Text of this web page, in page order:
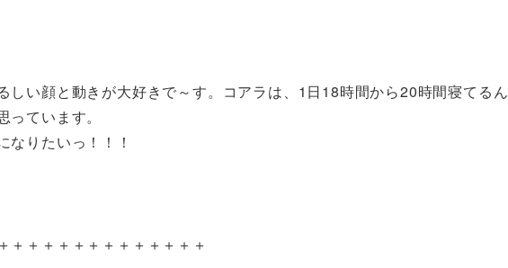
しい顔と動きが大好きで～す。コアラは、1日18時間から20時間寝てるん
ています。
りたいっ！！！
＋＋＋＋＋＋＋＋＋＋＋＋＋